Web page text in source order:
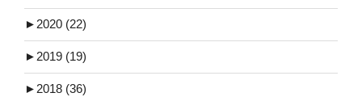
► 2020 (22)
► 2019 (19)
► 2018 (36)